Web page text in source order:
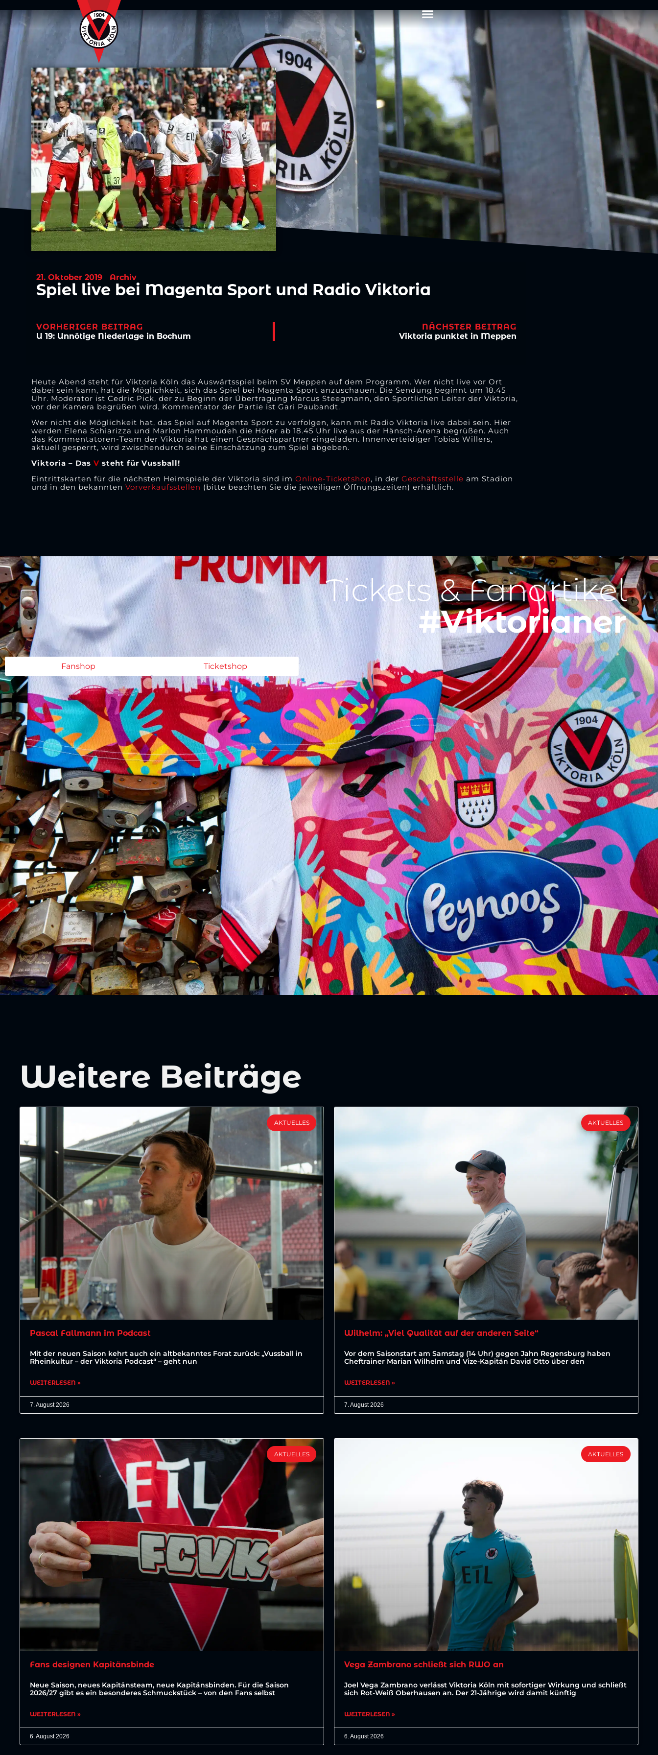
21. Oktober 2019 Archiv
Spiel live bei Magenta Sport und Radio Viktoria
VORHERIGER BEITRAG
U 19: Unnötige Niederlage in Bochum
NÄCHSTER BEITRAG
Viktoria punktet in Meppen
Heute Abend steht für Viktoria Köln das Auswärtsspiel beim SV Meppen auf dem Programm. Wer nicht live vor Ort
dabei sein kann, hat die Möglichkeit, sich das Spiel bei Magenta Sport anzuschauen. Die Sendung beginnt um 18.45
Uhr. Moderator ist Cedric Pick, der zu Beginn der Übertragung Marcus Steegmann, den Sportlichen Leiter der Viktoria,
vor der Kamera begrüßen wird. Kommentator der Partie ist Gari Paubandt.
Wer nicht die Möglichkeit hat, das Spiel auf Magenta Sport zu verfolgen, kann mit Radio Viktoria live dabei sein. Hier
werden Elena Schiarizza und Marlon Hammoudeh die Hörer ab 18.45 Uhr live aus der Hänsch-Arena begrüßen. Auch
das Kommentatoren-Team der Viktoria hat einen Gesprächspartner eingeladen. Innenverteidiger Tobias Willers,
aktuell gesperrt, wird zwischendurch seine Einschätzung zum Spiel abgeben.
Viktoria – Das V steht für Vussball!
Eintrittskarten für die nächsten Heimspiele der Viktoria sind im Online-Ticketshop, in der Geschäftsstelle am Stadion
und in den bekannten Vorverkaufsstellen (bitte beachten Sie die jeweiligen Öffnungszeiten) erhältlich.
Tickets & Fanartikel
#Viktorianer
Fanshop Ticketshop
Weitere Beiträge
AKTUELLES
Pascal Fallmann im Podcast
Mit der neuen Saison kehrt auch ein altbekanntes Forat zurück: „Vussball in
Rheinkultur – der Viktoria Podcast“ – geht nun
WEITERLESEN »
7. August 2026
AKTUELLES
Wilhelm: „Viel Qualität auf der anderen Seite“
Vor dem Saisonstart am Samstag (14 Uhr) gegen Jahn Regensburg haben
Cheftrainer Marian Wilhelm und Vize-Kapitän David Otto über den
WEITERLESEN »
7. August 2026
AKTUELLES
Fans designen Kapitänsbinde
Neue Saison, neues Kapitänsteam, neue Kapitänsbinden. Für die Saison
2026/27 gibt es ein besonderes Schmuckstück – von den Fans selbst
WEITERLESEN »
6. August 2026
AKTUELLES
Vega Zambrano schließt sich RWO an
Joel Vega Zambrano verlässt Viktoria Köln mit sofortiger Wirkung und schließt
sich Rot-Weiß Oberhausen an. Der 21-Jährige wird damit künftig
WEITERLESEN »
6. August 2026